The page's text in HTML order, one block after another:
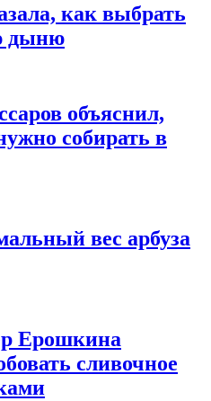
как выбрать
дыню
объяснил,
собирать в
вес арбуза
Ерошкина
сливочное